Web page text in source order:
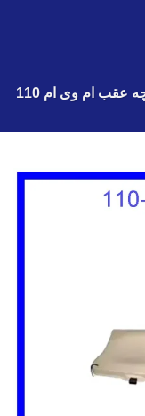
عقب ام وی ام 110